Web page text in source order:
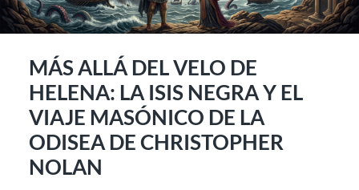
MÁS ALLÁ DEL VELO DE
HELENA: LA ISIS NEGRA Y EL
VIAJE MASÓNICO DE LA
ODISEA DE CHRISTOPHER
NOLAN